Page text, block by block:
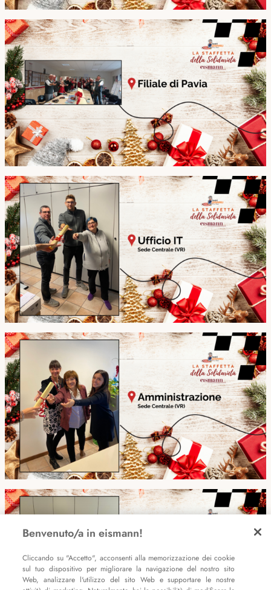
Benvenuto/a in eismann!
Cliccando su "Accetto", acconsenti alla memorizzazione dei cookie
sul tuo dispositivo per migliorare la navigazione del nostro sito
Web, analizzare l'utilizzo del sito Web e supportare le nostre